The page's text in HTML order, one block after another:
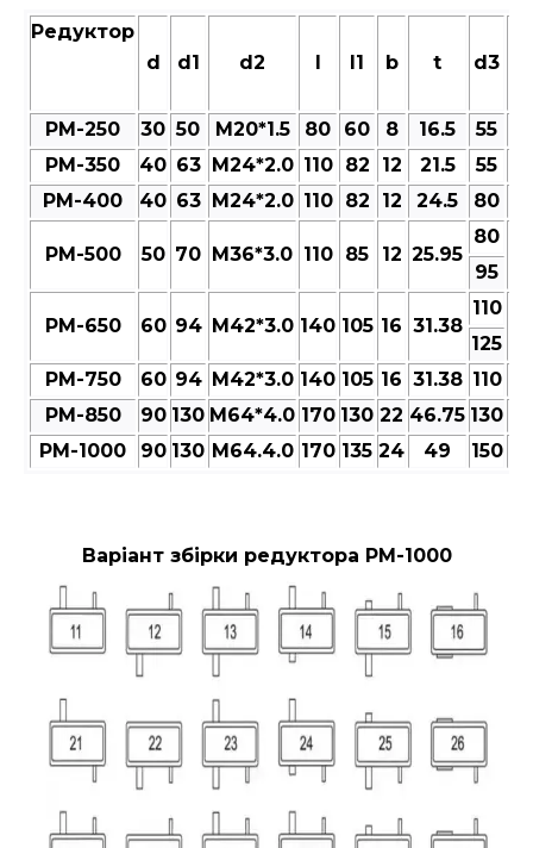
Редуктор
d
d1 d2 l l1 b t d3
РМ-250 30 50 M20*1.5 80 60 8 16.5 55
РМ-350
40 63 M24*2.0 110 82 12 21.5 55
РМ-400
40 63 M24*2.0 110 82 12 24.5 80
РМ-500 50 70 M36*3.0 110 85 12 25.95
80
95
РМ-650 60 94 M42*3.0 140 105 16 31.38
110
125
РМ-750
60 94 M42*3.0 140 105 16 31.38 110
РМ-850
90 130 M64*4.0 170 130 22 46.75 130
РМ-1000
90 130 M64.4.0 170 135 24 49 150
Варіант збірки редуктора РМ-1000